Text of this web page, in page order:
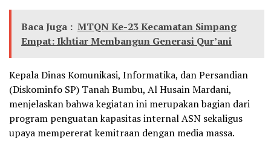
Baca Juga : MTQN Ke-23 Kecamatan Simpang
Empat: Ikhtiar Membangun Generasi Qur’ani
Kepala Dinas Komunikasi, Informatika, dan Persandian
(Diskominfo SP) Tanah Bumbu, Al Husain Mardani,
menjelaskan bahwa kegiatan ini merupakan bagian dari
program penguatan kapasitas internal ASN sekaligus
upaya mempererat kemitraan dengan media massa.